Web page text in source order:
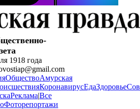
1918 года
ОбществоАмурская
КоронавирусЕдаЗдоровье
Реклама|Все
Фоторепортажи